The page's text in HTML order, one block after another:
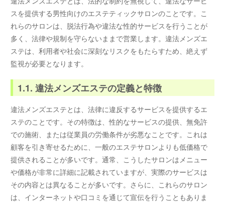
スを提供する男性向けのエステティックサロンのことです。こ
れらのサロンは、脱法行為や違法な性的サービスを行うことが
多く、法律や規制を守らないままで営業します。違法メンズエ
ステは、利用者や社会に深刻なリスクをもたらすため、絶えず
監視が必要となります。
1.1. 違法メンズエステの定義と特徴
違法メンズエステとは、法律に違反するサービスを提供するエ
ステのことです。その特徴は、性的なサービスの提供、無免許
での施術、または従業員の労働条件が劣悪なことです。これは
顧客を引き寄せるために、一般のエステサロンよりも低価格で
提供されることが多いです。通常、こうしたサロンはメニュー
や価格が非常に詳細に記載されていますが、実際のサービスは
その内容とは異なることが多いです。さらに、これらのサロン
は、インターネットや口コミを通じて宣伝を行うこともありま